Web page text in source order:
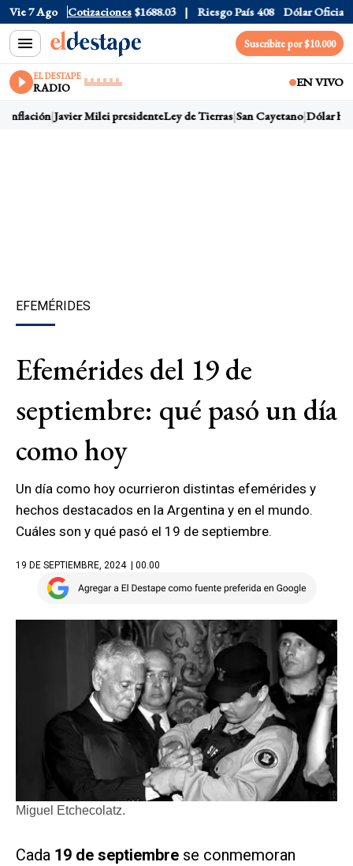
Vie 7 Ago Cotizaciones
CCL $1578.8 Euro $1688.03 Riesgo País 408 Dólar Oficial
Suscribite por $10.000
EL DESTAPE
RADIO EN VIVO
Javier Milei presidenteLey de Tierras San Cayetano Dólar hoy
EFEMÉRIDES
Efemérides del 19 de
septiembre: qué pasó un día
como hoy
Un día como hoy ocurrieron distintas efemérides y
hechos destacados en la Argentina y en el mundo.
Cuáles son y qué pasó el 19 de septiembre.
19 DE SEPTIEMBRE, 2024 | 00.00
Miguel Etchecolatz.
Cada 19 de septiembre se conmemoran